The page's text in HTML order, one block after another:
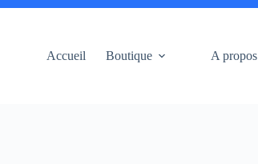
Accueil Boutique A propos